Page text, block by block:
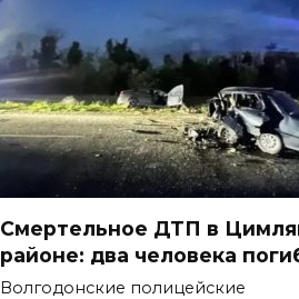
Смертельное ДТП в
районе: два человека
Волгодонские полицейские